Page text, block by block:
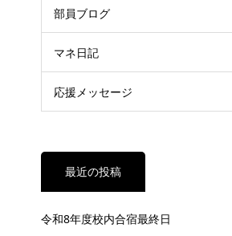
部員ブログ
マネ日記
応援メッセージ
最近の投稿
令和8年度校内合宿最終日